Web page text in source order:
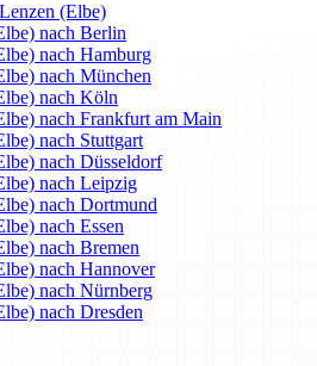
(Elbe)
nach Berlin
nach Hamburg
nach München
nach Köln
nach Frankfurt am Main
nach Stuttgart
nach Düsseldorf
nach Leipzig
nach Dortmund
nach Essen
nach Bremen
nach Hannover
nach Nürnberg
nach Dresden